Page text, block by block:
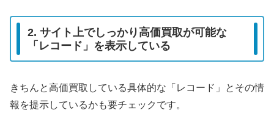
2. サイト上でしっかり高価買取が可能な
「レコード」を表示している
きちんと高価買取している具体的な「レコード」とその情
報を提示しているかも要チェックです。